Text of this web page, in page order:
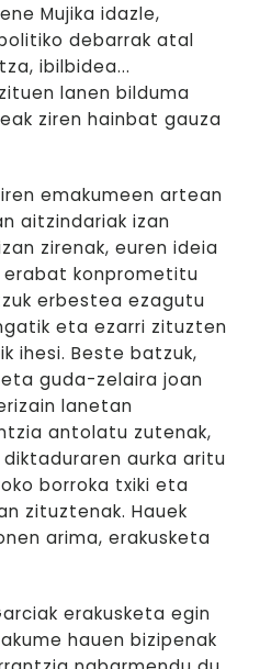
Mujika idazle,
debarrak atal
ibilbidea...
lanen bilduma
ziren hainbat gauza
emakumeen artean
aitzindariak izan
zirenak, euren ideia
konprometitu
erbestea ezagutu
eta ezarri zituzten
ihesi. Beste batzuk,
guda-zelaira joan
lanetan
antolatu zutenak,
aurka aritu
borroka txiki eta
zituztenak. Hauek
arima, erakusketa
erakusketa egin
hauen bizipenak